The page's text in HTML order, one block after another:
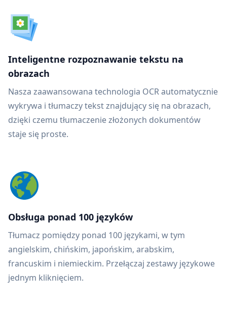
Inteligentne rozpoznawanie tekstu na
obrazach
Nasza zaawansowana technologia OCR automatycznie
wykrywa i tłumaczy tekst znajdujący się na obrazach,
dzięki czemu tłumaczenie złożonych dokumentów
staje się proste.
Obsługa ponad 100 języków
Tłumacz pomiędzy ponad 100 językami, w tym
angielskim, chińskim, japońskim, arabskim,
francuskim i niemieckim. Przełączaj zestawy językowe
jednym kliknięciem.